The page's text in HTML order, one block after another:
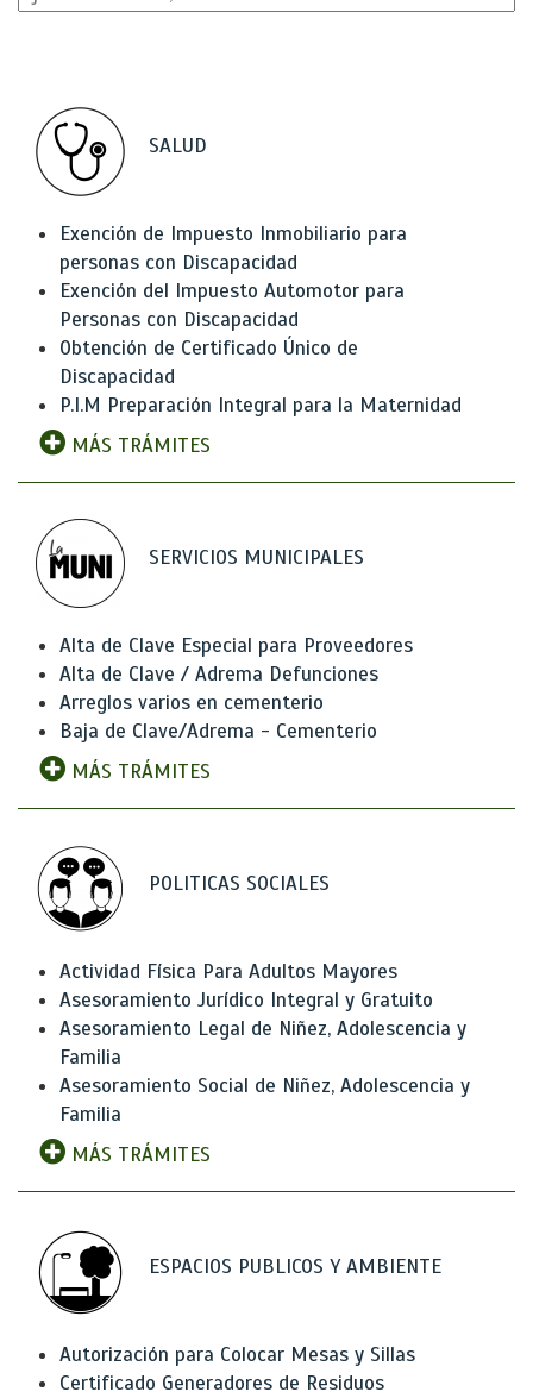
SALUD
Exención de Impuesto Inmobiliario para
personas con Discapacidad
Exención del Impuesto Automotor para
Personas con Discapacidad
Obtención de Certificado Único de
Discapacidad
P.I.M Preparación Integral para la Maternidad
MÁS TRÁMITES
SERVICIOS MUNICIPALES
Alta de Clave Especial para Proveedores
Alta de Clave / Adrema Defunciones
Arreglos varios en cementerio
Baja de Clave/Adrema - Cementerio
MÁS TRÁMITES
POLITICAS SOCIALES
Actividad Física Para Adultos Mayores
Asesoramiento Jurídico Integral y Gratuito
Asesoramiento Legal de Niñez, Adolescencia y
Familia
Asesoramiento Social de Niñez, Adolescencia y
Familia
MÁS TRÁMITES
ESPACIOS PUBLICOS Y AMBIENTE
Autorización para Colocar Mesas y Sillas
Certificado Generadores de Residuos